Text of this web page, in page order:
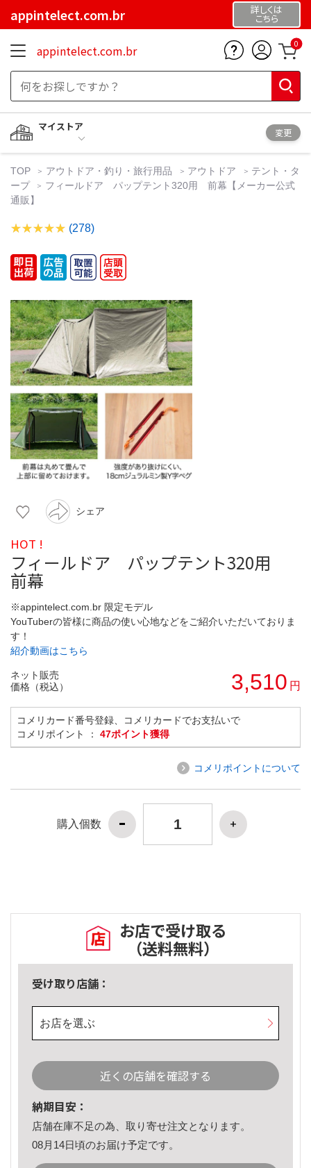
appintelect.com.br 詳しくは
こちら
appintelect.com.br 0
マイストア
変更
TOP アウトドア・釣り・旅行用品 アウトドア
テント・タ
ープ
フィールドア パップテント320用 前幕【メーカー公式
通販】
(278)
シェア
HOT !
フィールドア パップテント320用
前幕
※appintelect.com.br 限定モデル
YouTuberの皆様に商品の使い心地などをご紹介いただいておりま
す！
紹介動画はこちら
ネット販売
価格（税込）
3,510 円
コメリカード番号登録、コメリカードでお支払いで
コメリポイント ： 47ポイント獲得
コメリポイントについて
購入個数
お店で受け取る
（送料無料）
受け取り店舗：
お店を選ぶ
近くの店舗を確認する
納期目安：
店舗在庫不足の為、取り寄せ注文となります。
08月14日頃のお届け予定です。